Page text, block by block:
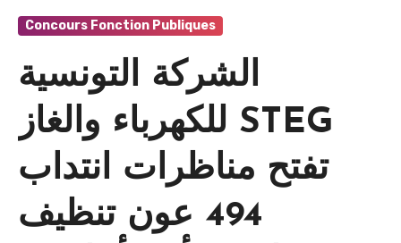
Concours Fonction Publiques
الشركة التونسية
للكهرباء والغاز STEG
تفتح مناظرات انتداب
494 عون تنظيف